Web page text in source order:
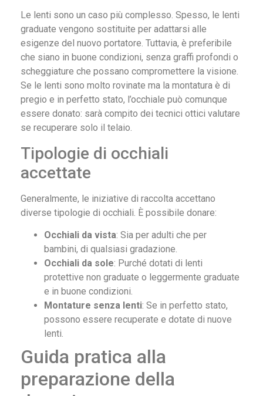
Le lenti sono un caso più complesso. Spesso, le lenti
graduate vengono sostituite per adattarsi alle
esigenze del nuovo portatore. Tuttavia, è preferibile
che siano in buone condizioni, senza graffi profondi o
scheggiature che possano compromettere la visione.
Se le lenti sono molto rovinate ma la montatura è di
pregio e in perfetto stato, l’occhiale può comunque
essere donato: sarà compito dei tecnici ottici valutare
se recuperare solo il telaio.
Tipologie di occhiali
accettate
Generalmente, le iniziative di raccolta accettano
diverse tipologie di occhiali. È possibile donare:
Occhiali da vista: Sia per adulti che per
bambini, di qualsiasi gradazione.
Occhiali da sole: Purché dotati di lenti
protettive non graduate o leggermente graduate
e in buone condizioni.
Montature senza lenti: Se in perfetto stato,
possono essere recuperate e dotate di nuove
lenti.
Guida pratica alla
preparazione della